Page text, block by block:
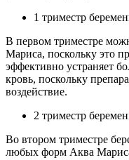
1 триместр
В первом триместре
Мариса, поскольку это
эффективно устраняет
кровь, поскольку
воздействие.
2 триместр
Во втором триместре
любых форм Аква